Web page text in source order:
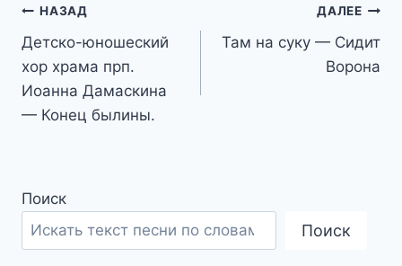
Навигация
по
записям
НАЗАД
Детско-юношеский
хор храма прп.
Иоанна Дамаскина
— Конец былины.
ДАЛЕЕ
Там на суку — Сидит
Ворона
Поиск
Поиск